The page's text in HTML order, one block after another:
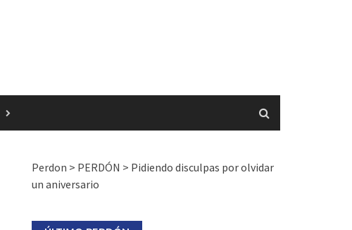
Perdon > PERDÓN > Pidiendo disculpas por olvidar
un aniversario